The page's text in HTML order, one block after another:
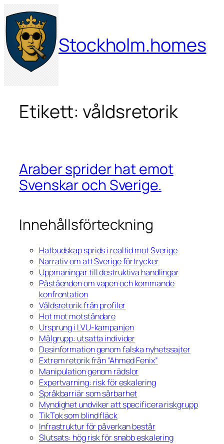
Hoppa
till
innehåll
Stockholm.homes
Etikett: våldsretorik
Araber sprider hat emot
Svenskar och Sverige.
Innehållsförteckning
Hatbudskap sprids i realtid mot Sverige
Narrativ om att Sverige förtrycker
Uppmaningar till destruktiva handlingar
Påståenden om vapen och kommande
konfrontation
Våldsretorik från profiler
Hot mot motståndare
Ursprung i LVU-kampanjen
Målgrupp: utsatta individer
Desinformation genom falska nyhetssajter
Extrem retorik från ”Ahmed Fenix”
Manipulation genom rädslor
Expertvarning: risk för eskalering
Språkbarriär som sårbarhet
Myndighet undviker att specificera riskgrupp
TikTok som blind fläck
Infrastruktur för påverkan består
Slutsats: hög risk för snabb eskalering